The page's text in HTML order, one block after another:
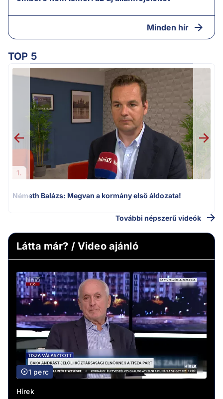
Minden hír
TOP 5
1.
Németh Balázs: Megvan a kormány első áldozata!
További népszerű videók
Látta már? / Video ajánló
1 perc
Hírek